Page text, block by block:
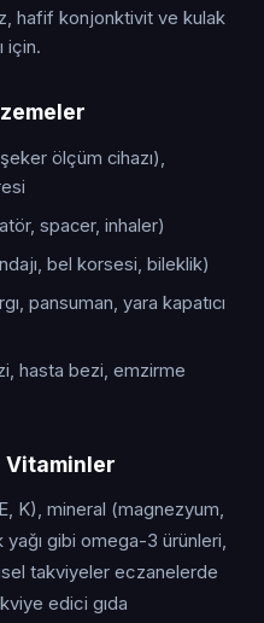
hafif konjonktivit ve kulak
için.
ölçüm cihazı),
spacer, inhaler)
bel korsesi, bileklik)
pansuman, yara kapatıcı
hasta bezi, emzirme
Vitaminler
K), mineral (magnezyum,
gibi omega-3 ürünleri,
takviyeler eczanelerde
edici gıda